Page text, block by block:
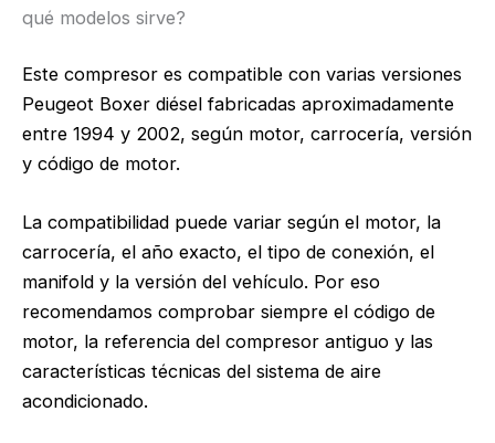
qué modelos sirve?
Este compresor es compatible con varias versiones
Peugeot Boxer diésel fabricadas aproximadamente
entre 1994 y 2002, según motor, carrocería, versión
y código de motor.
La compatibilidad puede variar según el motor, la
carrocería, el año exacto, el tipo de conexión, el
manifold y la versión del vehículo. Por eso
recomendamos comprobar siempre el código de
motor, la referencia del compresor antiguo y las
características técnicas del sistema de aire
acondicionado.